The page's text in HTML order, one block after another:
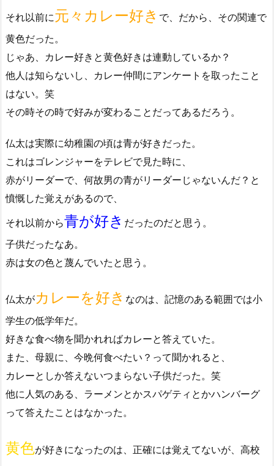
それ以前に元々カレー好き で、だから、その関連で
黄色だった。
じゃあ、カレー好きと黄色好きは連動しているか？
他人は知らないし、カレー仲間にアンケートを取ったこと
はない。笑
その時その時で好みが変わることだってあるだろう。
仏太は実際に幼稚園の頃は青が好きだった。
これはゴレンジャーをテレビで見た時に、
赤がリーダーで、何故男の青がリーダーじゃないんだ？と
憤慨した覚えがあるので、
それ以前から青が好き だったのだと思う。
子供だったなあ。
赤は女の色と蔑んでいたと思う。
仏太がカレーを好き なのは、記憶のある範囲では小
学生の低学年だ。
好きな食べ物を聞かれればカレーと答えていた。
また、母親に、今晩何食べたい？って聞かれると、
カレーとしか答えないつまらない子供だった。笑
他に人気のある、ラーメンとかスパゲティとかハンバーグ
って答えたことはなかった。
黄色が好きになったのは、正確には覚えてないが、高校